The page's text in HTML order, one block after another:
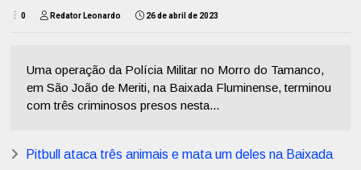
0 Redator Leonardo 26 de abril de 2023
Uma operação da Polícia Militar no Morro do Tamanco,
em São João de Meriti, na Baixada Fluminense, terminou
com três criminosos presos nesta...
Pitbull ataca três animais e mata um deles na Baixada